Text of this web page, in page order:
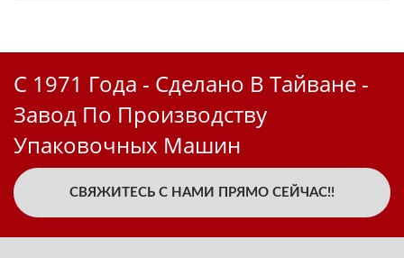
С 1971 Года - Сделано В Тайване -
Завод По Производству
Упаковочных Машин
СВЯЖИТЕСЬ С НАМИ ПРЯМО СЕЙЧАС!!